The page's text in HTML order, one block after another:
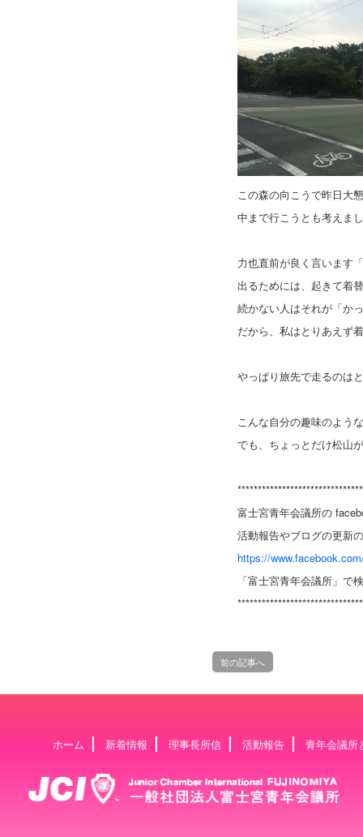
この森の向こうで昨日大
中まで行こうとも考えま
力也直前が良く言います
出るためには、起きて着
続かない人はそれが「か
だから、私はとりあえず
やっぱり旅先で走るのは
こんな自分の趣味のよう
でも、ちょっとだけ松山
富士宮青年会議所の
活動報告やブログの更新
https://
「富士宮青年会議所」で
前の記事へ
ホーム 新着情報 理事長所信 活動報告 青年会議所